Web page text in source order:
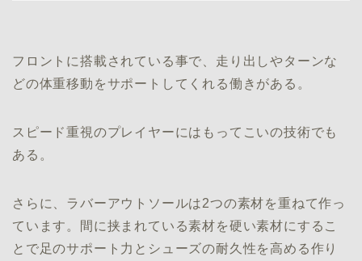
フロントに搭載されている事で、走り出しやターンな
どの体重移動をサポートしてくれる働きがある。
スピード重視のプレイヤーにはもってこいの技術でも
ある。
さらに、ラバーアウトソールは2つの素材を重ねて作っ
ています。間に挟まれている素材を硬い素材にするこ
とで足のサポート力とシューズの耐久性を高める作り